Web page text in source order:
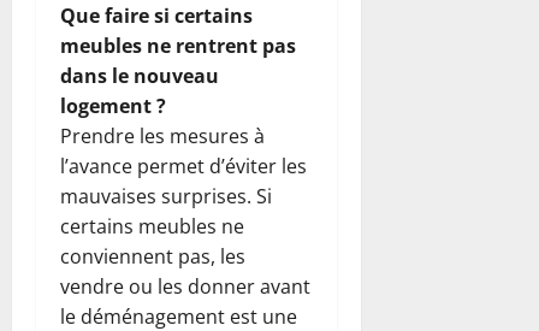
Que faire si certains
meubles ne rentrent pas
dans le nouveau
logement ?
Prendre les mesures à
l’avance permet d’éviter les
mauvaises surprises. Si
certains meubles ne
conviennent pas, les
vendre ou les donner avant
le déménagement est une